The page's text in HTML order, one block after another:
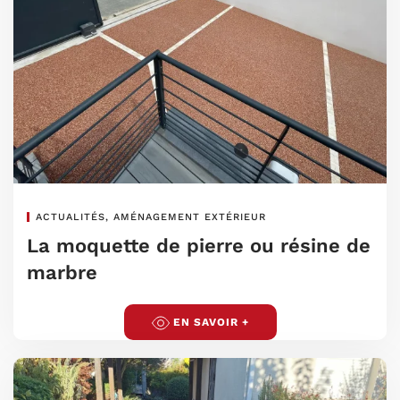
ACTUALITÉS, AMÉNAGEMENT EXTÉRIEUR
La moquette de pierre ou résine de
marbre
EN SAVOIR +